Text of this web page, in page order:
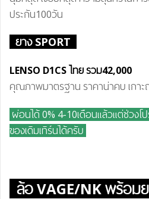
ประกัน100วัน
ยาง SPORT
LENSO D1CS ไทยรวม42,000
คุณภาพมาตรฐาน ราคาน่าคบ เกา
ผ่อนได้ 0% 4-10เดือนแล้วแต่ช่วงโ
ของเดิมเทิร์นได้ครับ
ล้อVAGE/NKพร้อม